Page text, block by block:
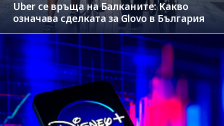
Uber се връща на Балканите: Какво
означава сделката за Glovo в България